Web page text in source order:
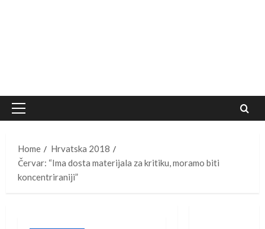
Primary
Home
Hrvatska 2018
Červar: “Ima dosta materijala za kritiku, moramo biti
koncentriraniji”